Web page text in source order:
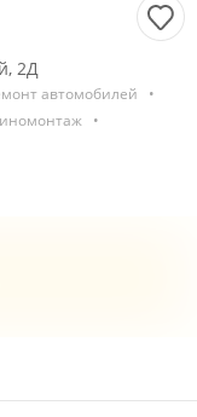
2Д
автомобилей
•
•